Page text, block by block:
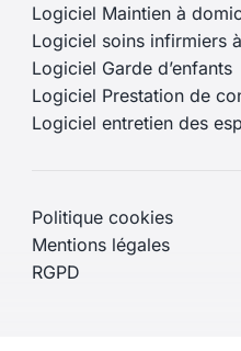
Logiciel Maintien à
Logiciel soins infirmiers
Logiciel Garde d’enfants
Logiciel Prestation de
Logiciel entretien des
Politique cookies
Mentions légales
RGPD